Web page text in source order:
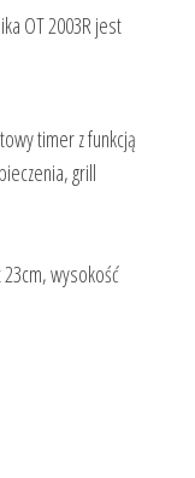
OT 2003R jest
timer z funkcją
grill
23cm, wysokość